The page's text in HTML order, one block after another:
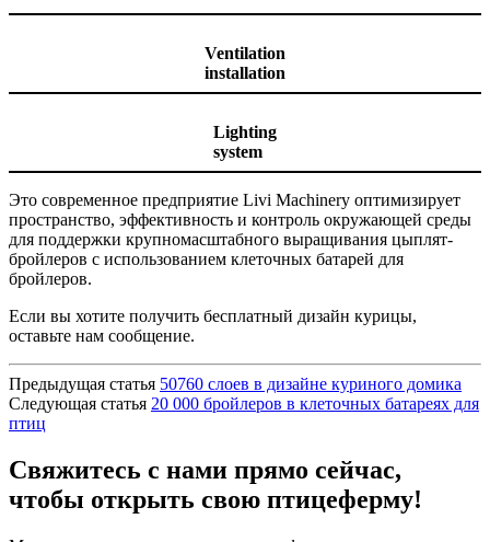
Ventilation
installation
Lighting
system
Это современное предприятие Livi Machinery оптимизирует
пространство, эффективность и контроль окружающей среды
для поддержки крупномасштабного выращивания цыплят-
бройлеров с использованием клеточных батарей для
бройлеров.
Если вы хотите получить бесплатный дизайн курицы,
оставьте нам сообщение.
Предыдущая статья 50760 слоев в дизайне куриного домика
Следующая статья 20 000 бройлеров в клеточных батареях для
птиц
Свяжитесь с нами прямо сейчас,
чтобы открыть свою птицеферму!